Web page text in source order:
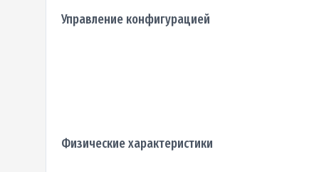
Управление конфигурацией
Физические характеристики